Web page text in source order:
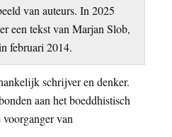
van auteurs. In 2025
een tekst van Marjan Slob,
februari 2014.
schrijver en denker.
aan het boeddhistisch
voorganger van